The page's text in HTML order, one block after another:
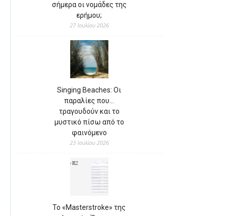
σήμερα οι νομάδες της
ερήμου;
27 Ιουλίου 2026
Singing Beaches: Οι
παραλίες που…
τραγουδούν και το
μυστικό πίσω από το
φαινόμενο
23 Ιουλίου 2026
Το «Masterstroke» της